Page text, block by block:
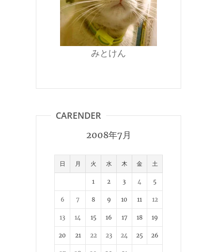
みとけん
CARENDER
2008年7月
日 月 火 水 木 金 土
1 2 3 4 5
6 7 8 9 10 11 12
13 14 15 16 17 18 19
20 21 22 23 24 25 26